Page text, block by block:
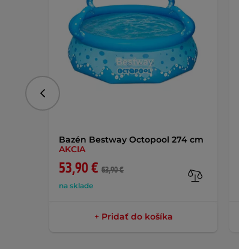
Bazén Bestway Octopool 274 cm
AKCIA
53,90 € 63,90 €
na sklade
+ Pridať do košíka
Predchádzajúce